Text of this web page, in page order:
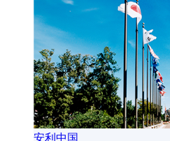
安利中国